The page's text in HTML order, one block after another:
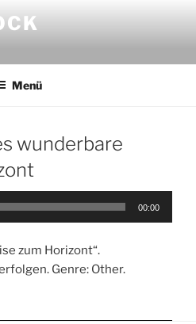
Menü
wunderbare
00:00
zum Horizont“.
Genre: Other.